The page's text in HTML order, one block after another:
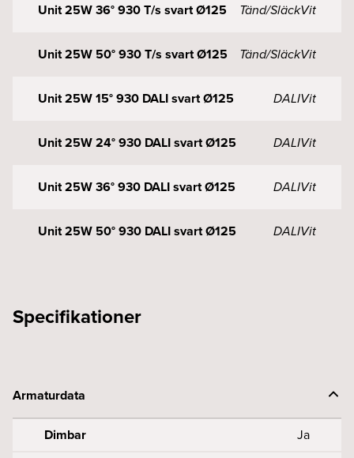
Unit 25W 36° 930 T/s svart Ø125 Tänd/SläckVit
Unit 25W 50° 930 T/s svart Ø125 Tänd/SläckVit
Unit 25W 15° 930 DALI svart Ø125 DALIVit
Unit 25W 24° 930 DALI svart Ø125 DALIVit
Unit 25W 36° 930 DALI svart Ø125 DALIVit
Unit 25W 50° 930 DALI svart Ø125 DALIVit
Specifikationer
Armaturdata
Dimbar
Ja